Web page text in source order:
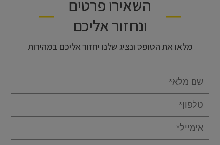
השאירו פרטים
ונחזור אליכם
מלאו את הטופס ונציג שלנו יחזור אליכם במהירות